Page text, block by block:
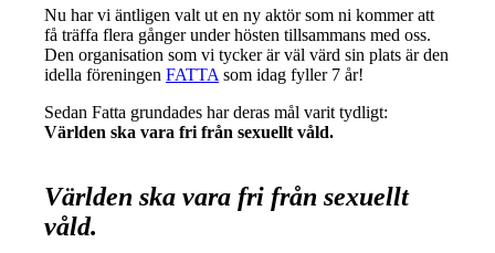
Nu har vi äntligen valt ut en ny aktör som ni kommer att
få träffa flera gånger under hösten tillsammans med oss.
Den organisation som vi tycker är väl värd sin plats är den
idella föreningen FATTA som idag fyller 7 år!
Sedan Fatta grundades har deras mål varit tydligt:
Världen ska vara fri från sexuellt våld.
Världen ska vara fri från sexuellt
våld.